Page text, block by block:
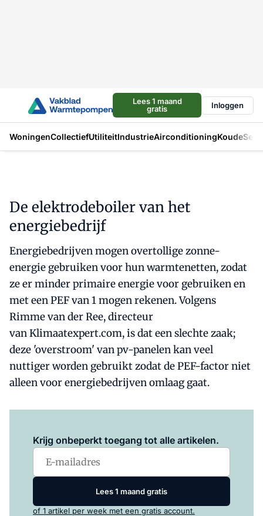
Lees 1 maand
gratis
Inloggen
WoningenCollectiefUtiliteitIndustrieAirconditioningKoude
De elektrodeboiler van het
energiebedrijf
Energiebedrijven mogen overtollige zonne-
energie gebruiken voor hun warmtenetten, zodat
ze er minder primaire energie voor gebruiken en
met een PEF van 1 mogen rekenen. Volgens
Rimme van der Ree, directeur
van Klimaatexpert.com, is dat een slechte zaak;
deze 'overstroom' van pv-panelen kan veel
nuttiger worden gebruikt zodat de PEF-factor niet
alleen voor energiebedrijven omlaag gaat.
Krijg onbeperkt toegang tot alle artikelen.
Lees 1 maand gratis
of 1 artikel per week met een gratis account.